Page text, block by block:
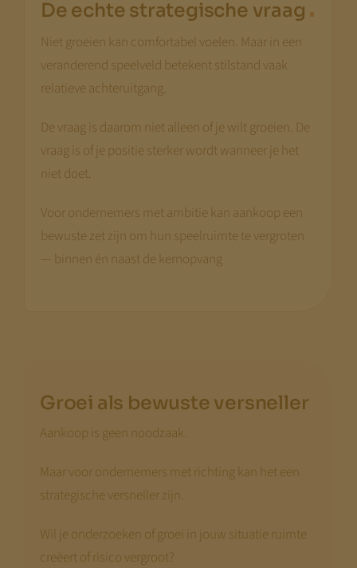
De echte strategische vraag .
Niet groeien kan comfortabel voelen. Maar in een
veranderend speelveld betekent stilstand vaak
relatieve achteruitgang.
De vraag is daarom niet alleen of je wilt groeien. De
vraag is of je positie sterker wordt wanneer je het
niet doet.
Voor ondernemers met ambitie kan aankoop een
bewuste zet zijn om hun speelruimte te vergroten
— binnen én naast de kernopvang
Groei als bewuste versneller
Aankoop is geen noodzaak.
Maar voor ondernemers met richting kan het een
strategische versneller zijn.
Wil je onderzoeken of groei in jouw situatie ruimte
creëert of risico vergroot?